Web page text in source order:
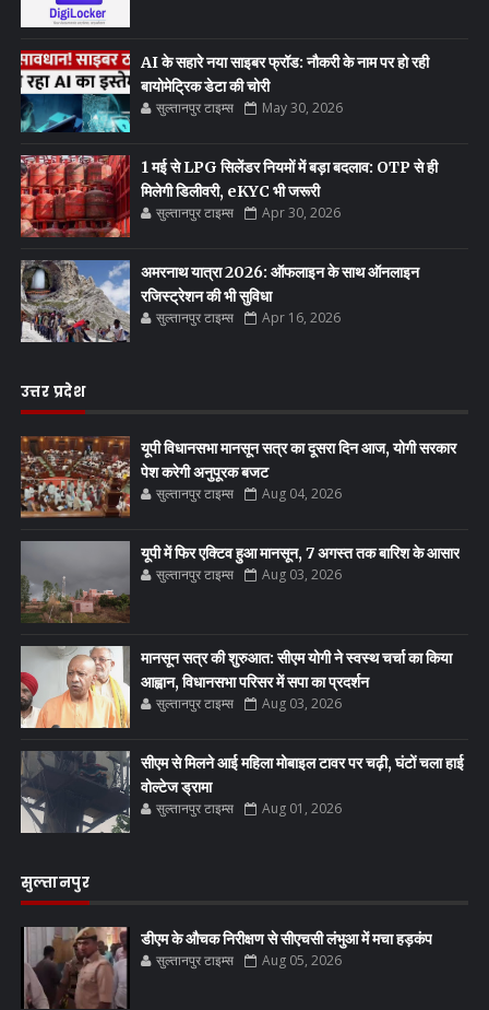
AI के सहारे नया साइबर फ्रॉड: नौकरी के नाम पर हो रही
बायोमेट्रिक डेटा की चोरी
सुल्तानपुर टाइम्स May 30, 2026
1 मई से LPG सिलेंडर नियमों में बड़ा बदलाव: OTP से ही
मिलेगी डिलीवरी, eKYC भी जरूरी
सुल्तानपुर टाइम्स Apr 30, 2026
अमरनाथ यात्रा 2026: ऑफलाइन के साथ ऑनलाइन
रजिस्ट्रेशन की भी सुविधा
सुल्तानपुर टाइम्स Apr 16, 2026
उत्तर प्रदेश
यूपी विधानसभा मानसून सत्र का दूसरा दिन आज, योगी सरकार
पेश करेगी अनुपूरक बजट
सुल्तानपुर टाइम्स Aug 04, 2026
यूपी में फिर एक्टिव हुआ मानसून, 7 अगस्त तक बारिश के आसार
सुल्तानपुर टाइम्स Aug 03, 2026
मानसून सत्र की शुरुआत: सीएम योगी ने स्वस्थ चर्चा का किया
आह्वान, विधानसभा परिसर में सपा का प्रदर्शन
सुल्तानपुर टाइम्स Aug 03, 2026
सीएम से मिलने आई महिला मोबाइल टावर पर चढ़ी, घंटों चला हाई
वोल्टेज ड्रामा
सुल्तानपुर टाइम्स Aug 01, 2026
सुल्तानपुर
डीएम के औचक निरीक्षण से सीएचसी लंभुआ में मचा हड़कंप
सुल्तानपुर टाइम्स Aug 05, 2026